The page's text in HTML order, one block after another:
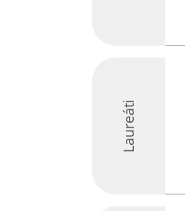
Laureáti